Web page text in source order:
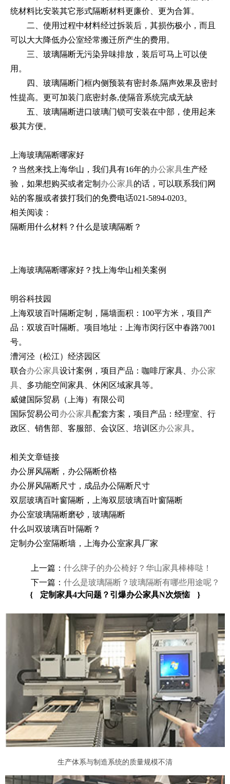
统材料比安装其它形式隔断材料更廉价、更为合算。
二、使用过程中材料经过拆装后，其损伤极小，而且
可以大大降低办公室经常搬迁所产生的费用。
三、玻璃隔断无污染异味排放，装后可马上可以使
用。
四、玻璃隔断门框内侧预装有密封条,隔声效果及密封
性提高。更可加装门底密封条,使隔音系统完成无缺
五、玻璃隔断进口玻璃门锁可安装在中部，使用起来
极其方便。
上海玻璃隔断哪家好
？当然来找上海华山，我们具有16年的办公家具生产经
验，如果想购买或者定制 办公家具的话，可以联系我们网
站的客服或者拨打我们的免费电话021-5894-0203。
相关阅读：
隔断用什么材料？什么是玻璃隔断？
上海玻璃隔断哪家好？找上海华山相关案例
明谷科技园
上海双玻百叶隔断定制，隔墙面积：100平方米，项目产
品：双玻百叶隔断。项目地址：上海市闵行区中春路7001
号。
漕河泾（松江）经济园区
联合办公家具设计案例，项目产品：咖啡厅家具、 办公家
具 、多功能空间家具、休闲区域家具等。
威健国际贸易（上海）有限公司
国际贸易公司 办公家具配套方案，项目产品：经理室、行
政区、销售部、客服部、会议区、培训区办公家具。
相关文章链接
办公屏风隔断，办公隔断价格
办公屏风隔断尺寸，成品办公隔断尺寸
双层玻璃百叶窗隔断，上海双层玻璃百叶窗隔断
办公室玻璃隔断磨砂，玻璃隔断
什么叫双玻璃百叶隔断？
定制办公室隔断墙，上海办公室家具厂家
上一篇： 什么牌子的办公椅好？华山家具棒棒哒！
下一篇： 什么是玻璃隔断？玻璃隔断有哪些用途呢？
{
定制家具4大问题？引爆办公家具N次烦恼 }
生产体系与制造系统的质量规模不清